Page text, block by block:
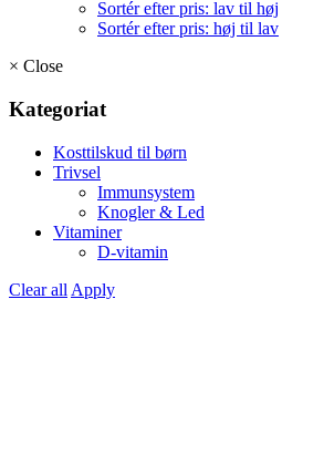
Sortér efter pris: lav til høj
Sortér efter pris: høj til lav
× Close
Kategoriat
Kosttilskud til børn
Trivsel
Immunsystem
Knogler & Led
Vitaminer
D-vitamin
Clear all Apply